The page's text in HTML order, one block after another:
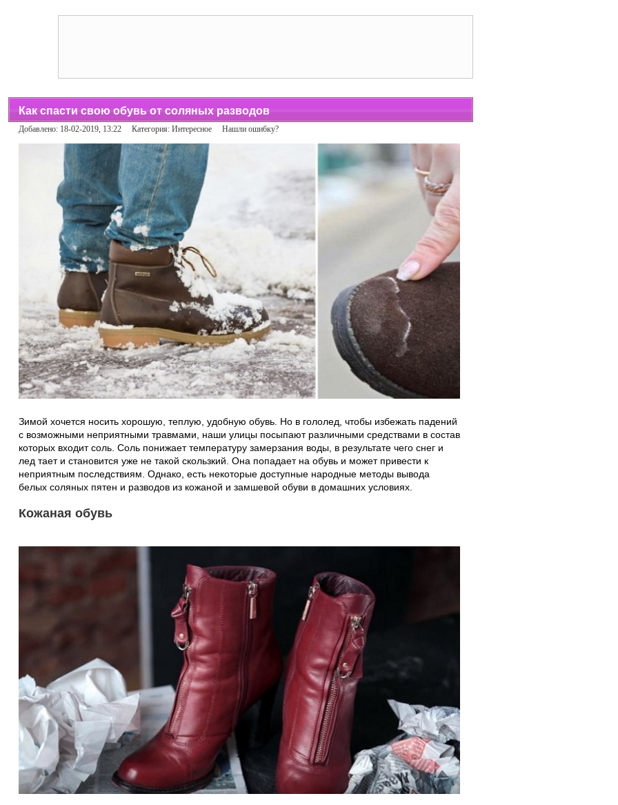
Как спасти свою обувь от соляных разводов
Добавлено: 18-02-2019, 13:22 Категория: Интересное Нашли ошибку?
Зимой хочется носить хорошую, теплую, удобную обувь. Но в гололед, чтобы избежать падений
с возможными неприятными травмами, наши улицы посыпают различными средствами в состав
которых входит соль. Соль понижает температуру замерзания воды, в результате чего снег и
лед тает и становится уже не такой скользкий. Она попадает на обувь и может привести к
неприятным последствиям. Однако, есть некоторые доступные народные методы вывода
белых соляных пятен и разводов из кожаной и замшевой обуви в домашних условиях.
Кожаная обувь